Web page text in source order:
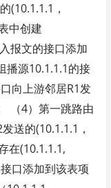
(10.1.1.1，
中创建
报文的接口添加
播源10.1.1.1的接
向上游邻居R1发
（4）第一跳路由
送的(10.1.1.1，
在(10.1.1.1,
口添加到该表项